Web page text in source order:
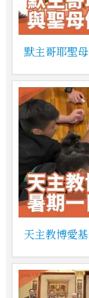
默主哥耶聖
天主教博愛